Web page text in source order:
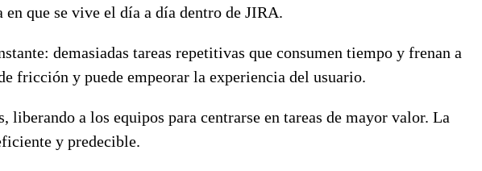
que se vive el día a día dentro de JIRA.
demasiadas tareas repetitivas que consumen tiempo y frenan a
fricción y puede empeorar la experiencia del usuario.
a los equipos para centrarse en tareas de mayor valor. La
y predecible.